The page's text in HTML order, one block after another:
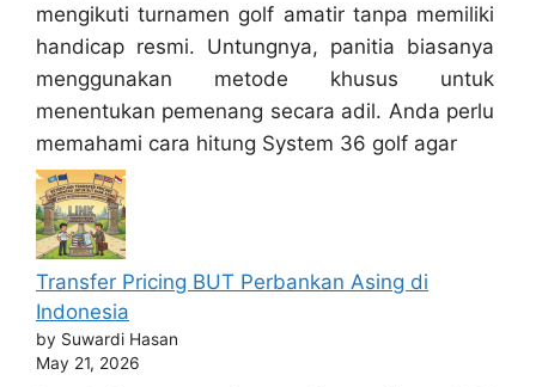
mengikuti turnamen golf amatir tanpa memiliki
handicap resmi. Untungnya, panitia biasanya
menggunakan metode khusus untuk
menentukan pemenang secara adil. Anda perlu
memahami cara hitung System 36 golf agar
Transfer Pricing BUT Perbankan Asing di
Indonesia
by Suwardi Hasan
May 21, 2026